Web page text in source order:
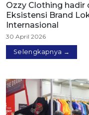
Ozzy Clothing hadir
Eksistensi Brand
Internasional
30 April 2026
Selengkapnya →